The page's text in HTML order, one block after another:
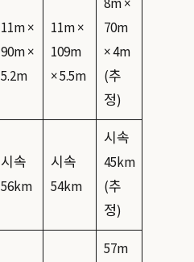
11m ×
90m ×
5.2m
11m ×
109m
× 5.5m
70m
× 4m
(추
정)
시속
56km
시속
54km
시속
45km
(추
정)
57m